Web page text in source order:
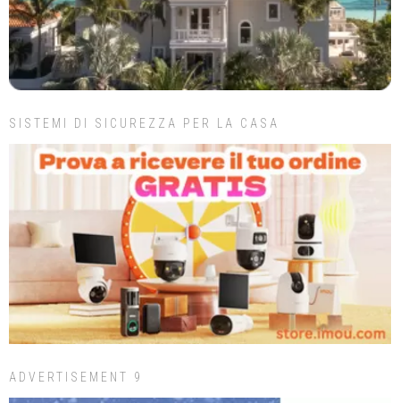
SISTEMI DI SICUREZZA PER LA CASA
ADVERTISEMENT 9